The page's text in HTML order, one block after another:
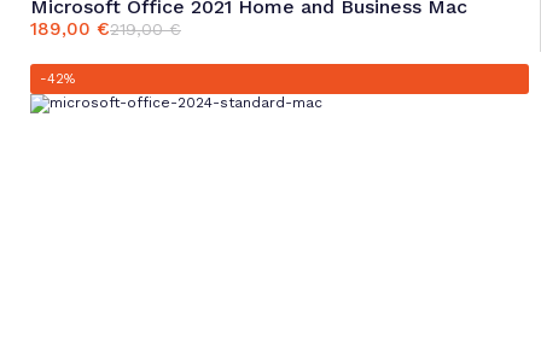
Microsoft Office 2021 Home and Business Mac
219,00€
Ursprünglicher
Preis
war:
219,00 €
189,00 €
Aktueller
Preis
ist:
189,00 €.
-42%